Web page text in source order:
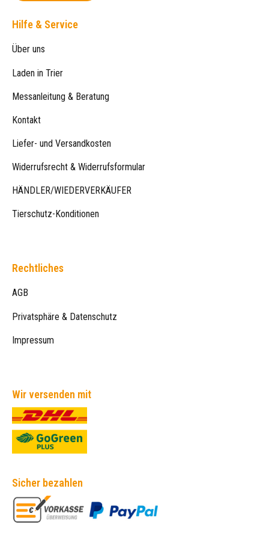
Hilfe & Service
Über uns
Laden in Trier
Messanleitung & Beratung
Kontakt
Liefer- und Versandkosten
Widerrufsrecht & Widerrufsformular
HÄNDLER/WIEDERVERKÄUFER
Tierschutz-Konditionen
Rechtliches
AGB
Privatsphäre & Datenschutz
Impressum
Wir versenden mit
Sicher bezahlen